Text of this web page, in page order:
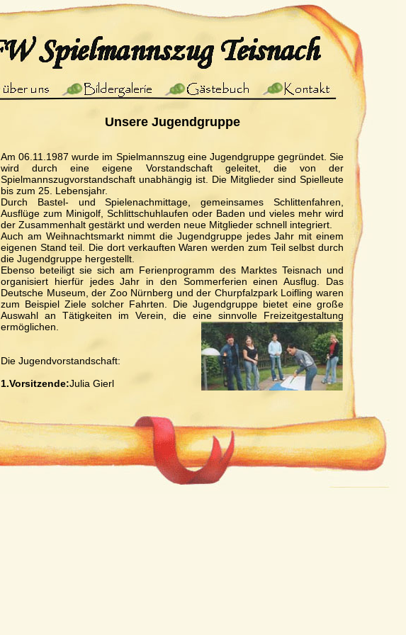
Unsere Jugendgruppe
Am 06.11.1987 wurde im Spielmannszug eine Jugendgruppe gegründet. Sie
wird durch eine eigene Vorstandschaft geleitet, die von der
Spielmannszugvorstandschaft unabhängig ist. Die Mitglieder sind Spielleute
bis zum 25. Lebensjahr.
Durch Bastel- und Spielenachmittage, gemeinsames Schlittenfahren,
Ausflüge zum Minigolf, Schlittschuhlaufen oder Baden und vieles mehr wird
der Zusammenhalt gestärkt und werden neue Mitglieder schnell integriert.
Auch am Weihnachtsmarkt nimmt die Jugendgruppe jedes Jahr mit einem
eigenen Stand teil. Die dort verkauften Waren werden zum Teil selbst durch
die Jugendgruppe hergestellt.
Ebenso beteiligt sie sich am Ferienprogramm des Marktes Teisnach und
organisiert hierfür jedes Jahr in den Sommerferien einen Ausflug. Das
Deutsche Museum, der Zoo Nürnberg und der Churpfalzpark Loifling waren
zum Beispiel Ziele solcher Fahrten. Die Jugendgruppe bietet eine große
Auswahl an Tätigkeiten im Verein, die eine sinnvolle Freizeitgestaltung
ermöglichen.
Die Jugendvorstandschaft:
1.Vorsitzende:Julia Gierl
Beisitzer:Alina Wittenzellner, Miriam Kopp, Fabian Blüml, Julia Peischl